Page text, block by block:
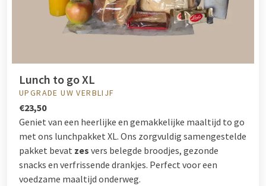
Lunch to go XL
UPGRADE UW VERBLIJF
€23,50
Geniet van een heerlijke en gemakkelijke maaltijd to go
met ons lunchpakket XL. Ons zorgvuldig samengestelde
pakket bevat zes vers belegde broodjes, gezonde
snacks en verfrissende drankjes. Perfect voor een
voedzame maaltijd onderweg.